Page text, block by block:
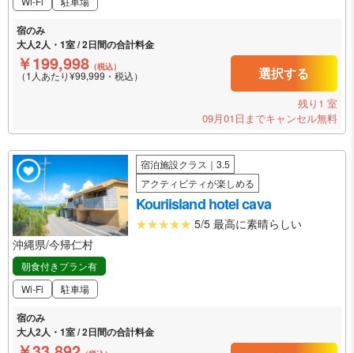
宿のみ
大人2人・1室 / 2日間の合計料金
￥199,998 （税込）
（1人あたり¥99,999・税込） 選択する
残り1 室
09月01日までキャンセル無料
宿泊施設クラス｜3.5
アクティビティが楽しめる
Kouriisland hotel cava
5/5 最高に素晴らしい
沖縄県/今帰仁村
朝食付きプラン有
Wi-Fi
駐車場
宿のみ
大人2人・1室 / 2日間の合計料金